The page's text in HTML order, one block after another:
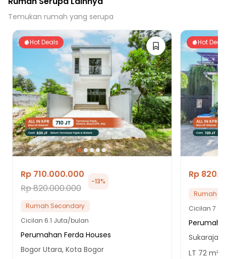
Temukan rumah yang serupa
Hot Deals
Rp 710.000.000
Rp 820.000.000
-13%
Rumah Secondary
Cicilan 6.1 Juta/bulan
Perumahan Ferda Houses
Bogor Utara, Kota Bogor
Hot Deals
Rp
Rumah
Cicilan 7
Sukaraja,
LT 72m²